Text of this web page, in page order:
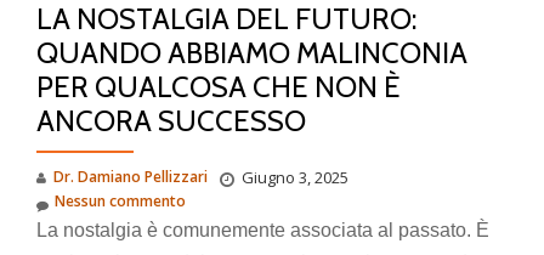
LA NOSTALGIA DEL FUTURO:
QUANDO ABBIAMO MALINCONIA
PER QUALCOSA CHE NON È
ANCORA SUCCESSO
Dr. Damiano Pellizzari Giugno 3, 2025
Nessun commento
La nostalgia è comunemente associata al passato. È